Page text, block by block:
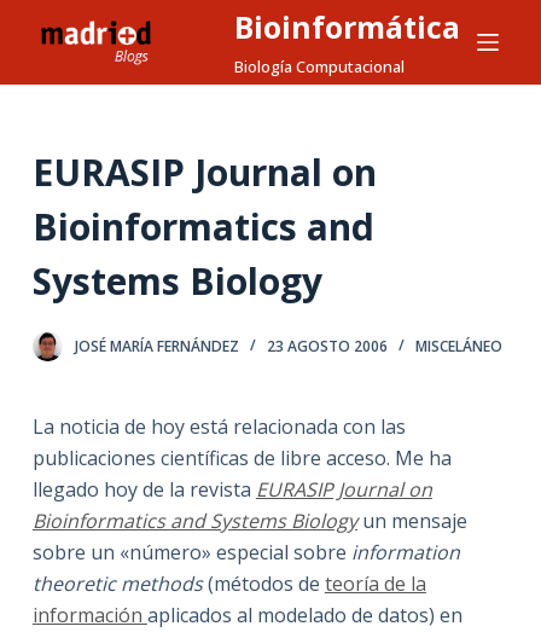
l
n
n
d
o
Bioinformática
Biología Computacional
EURASIP Journal on
Bioinformatics and
Systems Biology
JOSÉ MARÍA FERNÁNDEZ 23 AGOSTO 2006 MISCELÁNEO
La noticia de hoy está relacionada con las
publicaciones científicas de libre acceso. Me ha
llegado hoy de la revista EURASIP Journal on
Bioinformatics and Systems Biologyun mensaje
sobre un «número» especial sobre information
theoretic methods(métodos de teoría de la
información aplicados al modelado de datos) en